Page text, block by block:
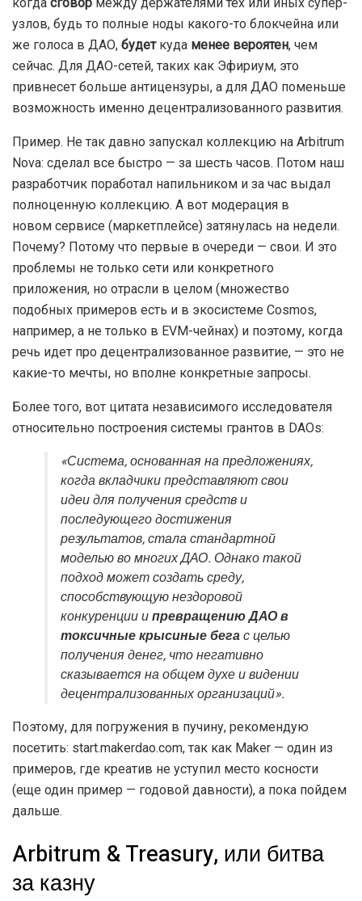
узлов, будь то полные ноды какого-то блокчейна или
же голоса в ДАО, будеткуда менее вероятен, чем
сейчас. Для ДАО-сетей, таких как Эфириум, это
привнесет больше антицензуры, а для ДАО поменьше
возможность именно децентрализованного развития.
Пример. Не так давно запускал коллекцию на Arbitrum
Nova: сделал все быстро — за шесть часов. Потом наш
разработчик поработал напильником и за час выдал
полноценную коллекцию. А вот модерация в
новом сервисе (маркетплейсе) затянулась на недели.
Почему? Потому что первые в очереди — свои. И это
проблемы не только сети или конкретного
приложения, но отрасли в целом (множество
подобных примеров есть и в экосистеме Cosmos,
например, а не только в EVM-чейнах) и поэтому, когда
речь идет про децентрализованное развитие, — это не
какие-то мечты, но вполне конкретные запросы.
Более того, вот цитата независимого исследователя
относительно построения системы грантов в DAOs:
«Система, основанная на предложениях,
когда вкладчики представляют свои
идеи для получения средств и
последующего достижения
результатов, стала стандартной
моделью во многих ДАО. Однако такой
подход может создать среду,
способствующую нездоровой
конкуренции ипревращению ДАО в
токсичные крысиные бегас целью
получения денег, что негативно
сказывается на общем духе и видении
децентрализованных организаций».
Поэтому, для погружения в пучину, рекомендую
посетить: start.makerdao.com, так как Maker — один из
примеров, где креатив не уступил место косности
(еще один пример — годовой давности), а пока пойдем
дальше.
Arbitrum & Treasury, или битва
за казну